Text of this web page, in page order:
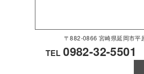
〒882-0866 宮崎県延岡市平
TEL0982-32-5501